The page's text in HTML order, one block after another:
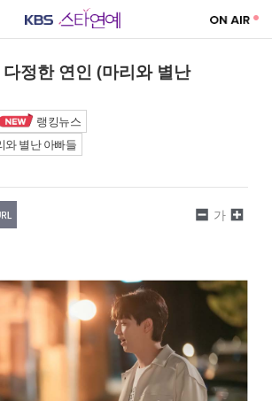
정한 연인 (마리와 별난
랭킹뉴스
와 별난 아빠들
가